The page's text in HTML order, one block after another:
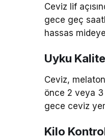
Ceviz lif
gece geç
hassas
Uyku
Ceviz,
önce 2 veya 3
gece ceviz
Kilo